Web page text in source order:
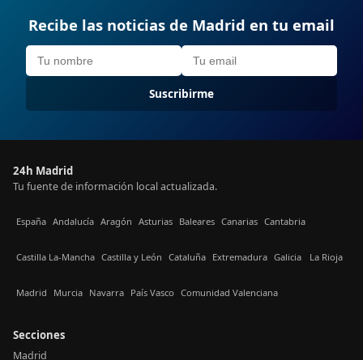
Recibe las noticias de Madrid en tu email
Suscribirme
24h Madrid
Tu fuente de información local actualizada.
España Andalucía Aragón Asturias Baleares Canarias Cantabria
Castilla La-Mancha Castilla y León Cataluña Extremadura Galicia La Rioja
Madrid Murcia Navarra País Vasco Comunidad Valenciana
Secciones
Madrid